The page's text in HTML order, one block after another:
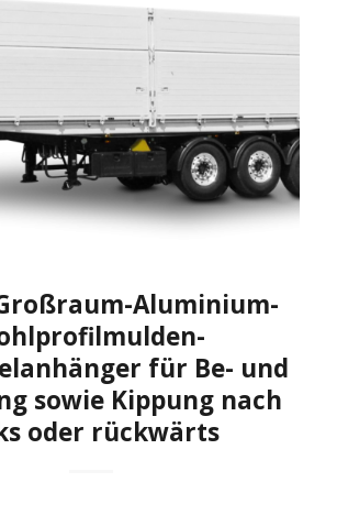
Aluminium-
für Be- und
sowie Kippung nach
oder rückwärts